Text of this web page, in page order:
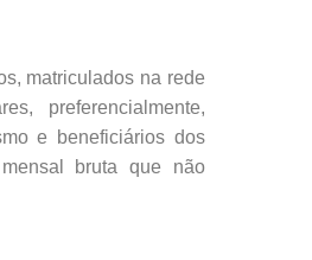
matriculados na rede
preferencialmente,
e beneficiários dos
bruta que não